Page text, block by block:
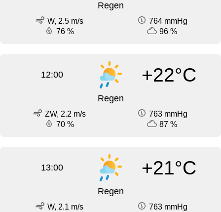
Regen
W, 2.5 m/s
764 mmHg
76 %
96 %
12:00 +22°C
Regen
ZW, 2.2 m/s
763 mmHg
70 %
87 %
13:00 +21°C
Regen
W, 2.1 m/s
763 mmHg